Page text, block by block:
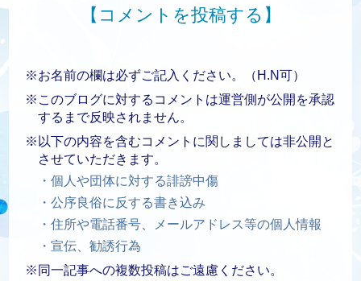
【コメントを投稿する】
※お名前の欄は必ずご記入ください。（H.N可）
※このブログに対するコメントは運営側が公開を承認
するまで反映されません。
※以下の内容を含むコメントに関しましては非公開と
させていただきます。
・個人や団体に対する誹謗中傷
・公序良俗に反する書き込み
・住所や電話番号、メールアドレス等の個人情報
・宣伝、勧誘行為
※同一記事への複数投稿はご遠慮ください。